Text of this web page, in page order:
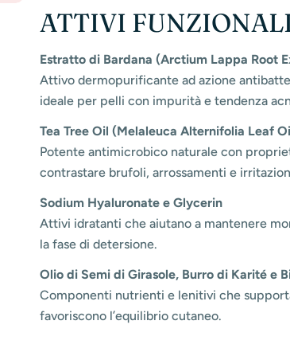
ATTIVI
Estratto di Bardana (Arctium Lappa Root
Attivo dermopurificante ad azione
ideale per pelli con impurità e tendenza
Tea Tree Oil (Melaleuca Alternifolia Leaf
Potente antimicrobico naturale con
contrastare brufoli, arrossamenti e
Sodium Hyaluronate e Glycerin
Attivi idratanti che aiutano a mantenere
la fase di detersione.
Olio di Semi di Girasole, Burro di Karité e
Componenti nutrienti e lenitivi che
favoriscono l’equilibrio cutaneo.